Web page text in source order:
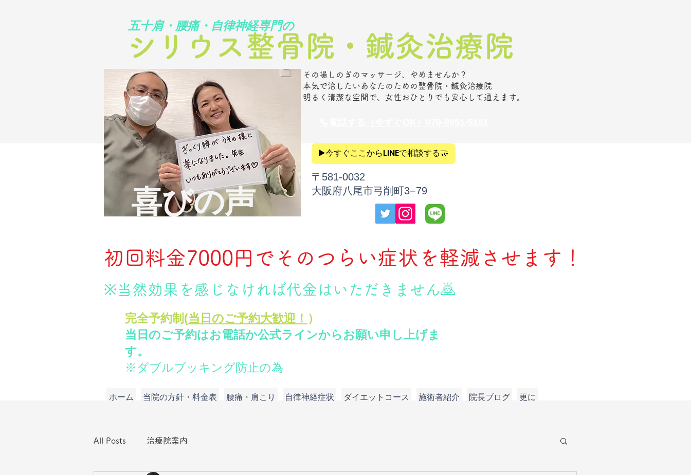
​五十肩・腰痛・自律神経専門の
シリウス整骨院・鍼灸治療院​
▶️今すぐここからLINEで相談する🤝
​〒581‐0032
大阪府八尾市弓削町3−79
​📞電話する（今すぐOK）070-8951-5151
​喜びの声
その場しのぎのマッサージ、やめませんか？
本気で治したいあなたのための整骨院・鍼灸治療院
明るく清潔な空間で、女性おひとりでも安心して通えます。
初回料金7000円でそのつらい症状を軽減させます！
※当然効果を感じなければ代金はいただきません🙇
ホーム 当院の方針・料金表 腰痛・肩こり 自律神経症状 ダイエットコース 施術者紹介 院長ブログ 更に
​完全予約制(当日のご予約大歓迎！ ）
当日のご予約はお電話か公式ラインからお願い申し上げま
す。
※ダブルブッキング防止の為
All Posts 治療院案内